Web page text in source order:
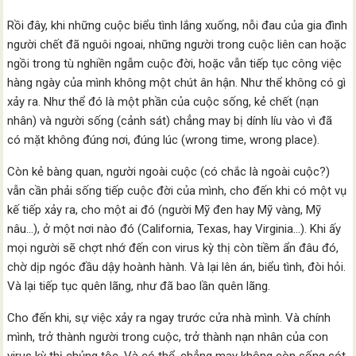
Rồi đây, khi những cuộc biểu tình lắng xuống, nỗi đau của gia đình
người chết đã nguôi ngoai, những người trong cuộc liên can hoặc
ngồi trong tù nghiền ngẫm cuộc đời, hoặc vẫn tiếp tục công việc
hàng ngày của mình không một chút ân hận. Như thể không có gì
xảy ra. Như thể đó là một phần của cuộc sống, kẻ chết (nạn
nhân) và người sống (cảnh sát) chẳng may bị dính líu vào vì đã
có mặt không đúng nơi, đúng lúc (wrong time, wrong place).
Còn kẻ bàng quan, người ngoài cuộc (có chắc là ngoài cuộc?)
vẫn cần phải sống tiếp cuộc đời của mình, cho đến khi có một vụ
kế tiếp xảy ra, cho một ai đó (người Mỹ đen hay Mỹ vàng, Mỹ
nâu…), ở một nơi nào đó (California, Texas, hay Virginia…). Khi ấy
mọi người sẽ chợt nhớ đến con virus kỳ thị còn tiềm ẩn đâu đó,
chờ dịp ngóc đầu dậy hoành hành. Và lại lên án, biểu tình, đòi hỏi.
Và lại tiếp tục quên lãng, như đã bao lần quên lãng.
Cho đến khi, sự việc xảy ra ngay trước cửa nhà mình. Và chính
mình, trở thành người trong cuộc, trở thành nạn nhân của con